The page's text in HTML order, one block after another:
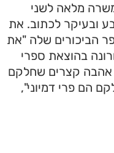
במשרה מלאה לשני
ובעיקר לכתוב. את
הביכורים שלה "את
בהוצאת ספרי
אהבה קצרים שחלקם
הם פרי דמיוני",